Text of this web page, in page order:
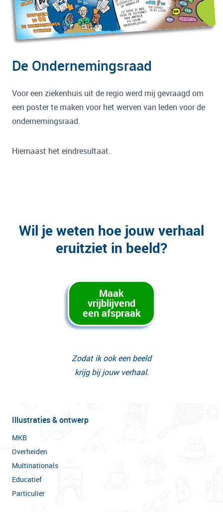
De Ondernemingsraad
Voor een ziekenhuis uit de regio werd mij gevraagd om
een poster te maken voor het werven van leden voor de
ondernemingsraad.
Hiernaast het eindresultaat.
Wil je weten hoe jouw verhaal
eruitziet in beeld?
Maak
vrijblijvend
een afspraak
Zodat ik ook een beeld
krijg bij jouw verhaal.
Illustraties & ontwerp
MKB
Overheiden
Multinationals
Educatief
Particulier